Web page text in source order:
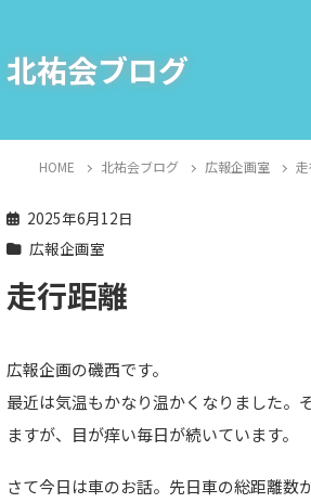
北祐会ブログ
HOME 北祐会ブログ 広報企画室
2025年6月12日
広報企画室
走行距離
広報企画の磯西です。
最近は気温もかなり温かくなりました。
ますが、目が痒い毎日が続いています。
さて今日は車のお話。先日車の総距離数